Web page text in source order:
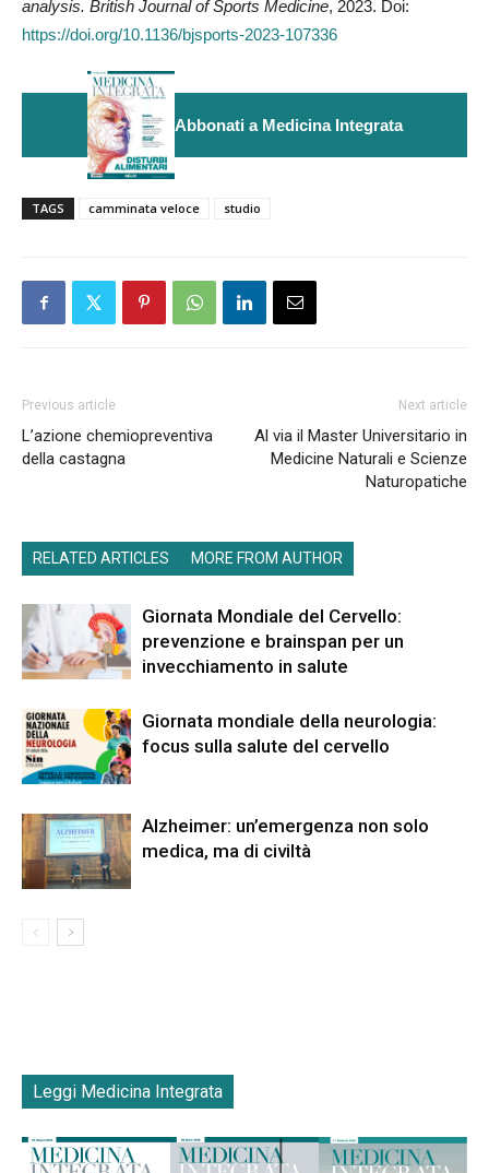
analysis. British Journal of Sports Medicine, 2023. Doi:
https://doi.org/10.1136/bjsports-2023-107336
Abbonati a Medicina Integrata
TAGS camminata veloce studio
Previous article
L’azione chemiopreventiva
della castagna
Next article
Al via il Master Universitario in
Medicine Naturali e Scienze
Naturopatiche
RELATED ARTICLES MORE FROM AUTHOR
Giornata Mondiale del Cervello:
prevenzione e brainspan per un
invecchiamento in salute
Giornata mondiale della neurologia:
focus sulla salute del cervello
Alzheimer: un’emergenza non solo
medica, ma di civiltà
Leggi Medicina Integrata